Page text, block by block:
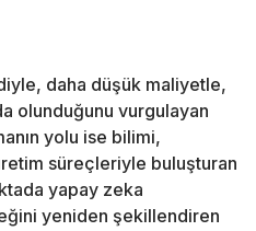
daha düşük maliyetle,
olunduğunu vurgulayan
yolu ise bilimi,
süreçleriyle buluşturan
yapay zeka
yeniden şekillendiren